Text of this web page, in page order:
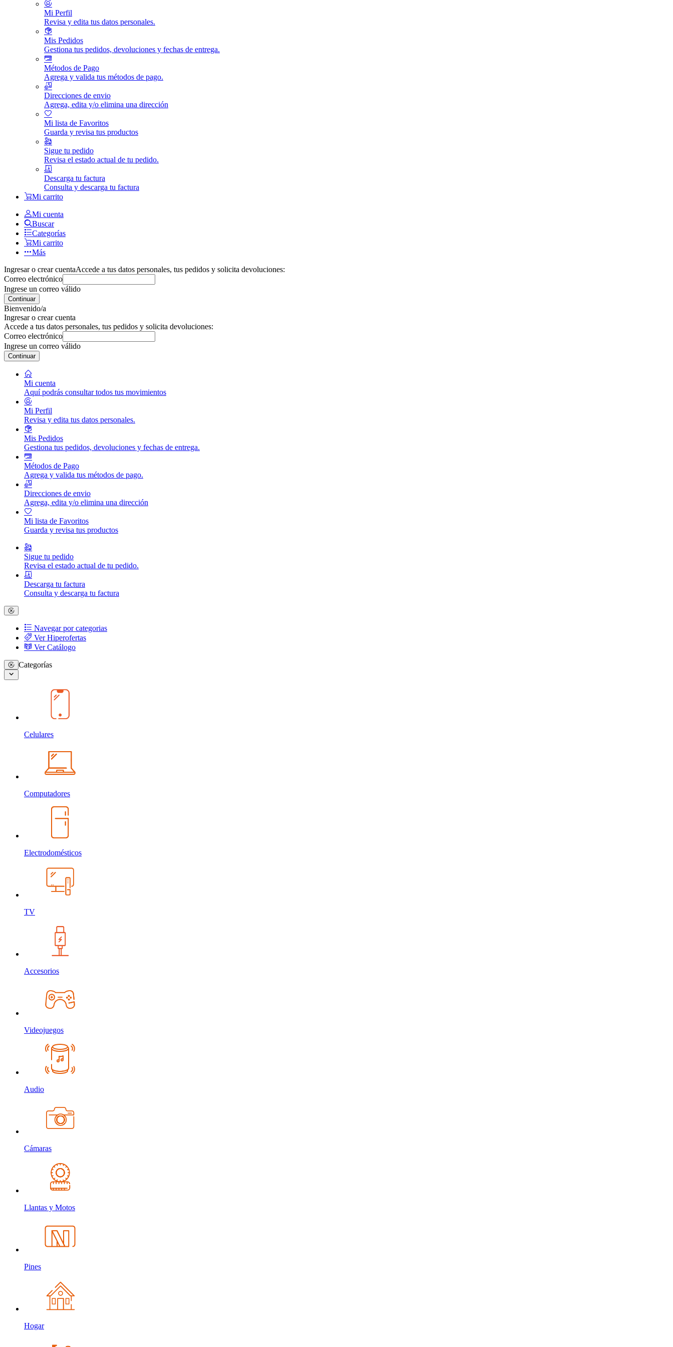
Mi Perfil
Revisa y edita tus datos personales.
Mis Pedidos
Gestiona tus pedidos, devoluciones y fechas de entrega.
Métodos de Pago
Agrega y valida tus métodos de pago.
Direcciones de envio
Agrega, edita y/o elimina una dirección
Mi lista de Favoritos
Guarda y revisa tus productos
Sigue tu pedido
Revisa el estado actual de tu pedido.
Descarga tu factura
Consulta y descarga tu factura
Mi carrito
Mi cuenta
Buscar
Categorías
Mi carrito
Más
Ingresar o crear cuentaAccede a tus datos personales, tus pedidos y solicita devoluciones:
Correo electrónico
Ingrese un correo válido
Continuar
Bienvenido/a
Ingresar o crear cuenta
Accede a tus datos personales, tus pedidos y solicita devoluciones:
Correo electrónico
Ingrese un correo válido
Continuar
Mi cuenta
Aquí podrás consultar todos tus movimientos
Mi Perfil
Revisa y edita tus datos personales.
Mis Pedidos
Gestiona tus pedidos, devoluciones y fechas de entrega.
Métodos de Pago
Agrega y valida tus métodos de pago.
Direcciones de envio
Agrega, edita y/o elimina una dirección
Mi lista de Favoritos
Guarda y revisa tus productos
Sigue tu pedido
Revisa el estado actual de tu pedido.
Descarga tu factura
Consulta y descarga tu factura
Navegar por categorias
Ver Hiperofertas
Ver Catálogo
Categorías
Celulares
Computadores
Electrodomésticos
TV
Accesorios
Videojuegos
Audio
Cámaras
Llantas y Motos
Pines
Hogar